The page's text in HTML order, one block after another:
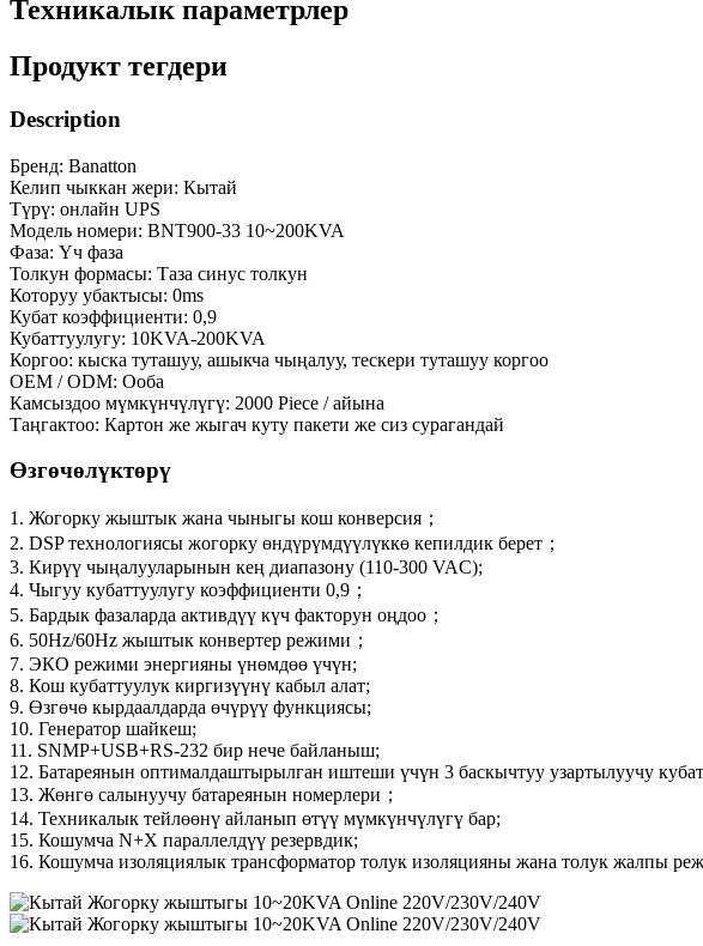
Техникалык параметрлер
Продукт тегдери
Description
Бренд: Banatton
Келип чыккан жери: Кытай
Түрү: онлайн UPS
Модель номери: BNT900-33 10~200KVA
Фаза: Үч фаза
Толкун формасы: Таза синус толкун
Которуу убактысы: 0ms
Кубат коэффициенти: 0,9
Кубаттуулугу: 10KVA-200KVA
Коргоо: кыска туташуу, ашыкча чыңалуу, тескери туташуу коргоо
OEM / ODM: Ооба
Камсыздоо мүмкүнчүлүгү: 2000 Piece / айына
Таңгактоо: Картон же жыгач куту пакети же сиз сурагандай
Өзгөчөлүктөрү
1. Жогорку жыштык жана чыныгы кош конверсия；
2. DSP технологиясы жогорку өндүрүмдүүлүккө кепилдик берет；
3. Кирүү чыңалууларынын кең диапазону (110-300 VAC);
4. Чыгуу кубаттуулугу коэффициенти 0,9；
5. Бардык фазаларда активдүү күч факторун оңдоо；
6. 50Hz/60Hz жыштык конвертер режими；
7. ЭКО режими энергияны үнөмдөө үчүн;
8. Кош кубаттуулук киргизүүнү кабыл алат;
9. Өзгөчө кырдаалдарда өчүрүү функциясы;
10. Генератор шайкеш;
11. SNMP+USB+RS-232 бир нече байланыш;
12. Батареянын оптималдаштырылган иштеши үчүн 3 баскычтуу узартылуучу
13. Жөнгө салынуучу батареянын номерлери；
14. Техникалык тейлөөнү айланып өтүү мүмкүнчүлүгү бар;
15. Кошумча N+X параллелдүү резервдик;
16. Кошумча изоляциялык трансформатор толук изоляцияны жана толук жалпы